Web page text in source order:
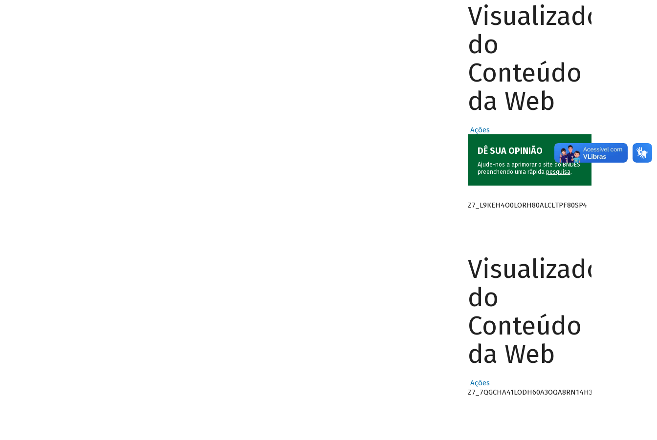
Visualizador
do
Conteúdo
da Web
Ações
DÊ SUA OPINIÃO
Ajude-nos a aprimorar o site do BNDES
preenchendo uma rápida pesquisa.
Z7_L9KEH4O0LORH80ALCLTPF80SP4
Visualizador
do
Conteúdo
da Web
Ações
Z7_7QGCHA41LODH60A3OQA8RN14H3